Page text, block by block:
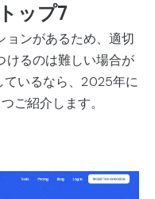
ップ7
ョンがあるため、適切
けるのは難しい場合が
いるなら、2025年に
ご紹介します。